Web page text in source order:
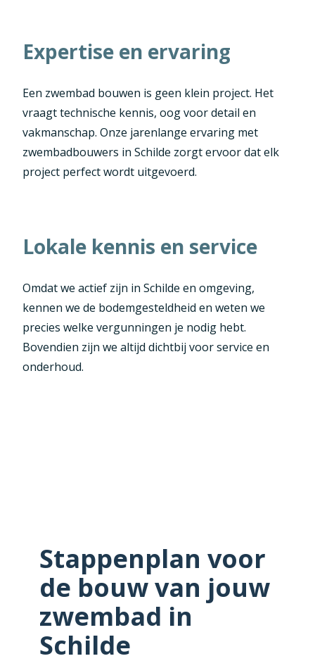
Expertise en ervaring
Een zwembad bouwen is geen klein project. Het
vraagt technische kennis, oog voor detail en
vakmanschap. Onze jarenlange ervaring met
zwembadbouwers in Schilde zorgt ervoor dat elk
project perfect wordt uitgevoerd.
Lokale kennis en service
Omdat we actief zijn in Schilde en omgeving,
kennen we de bodemgesteldheid en weten we
precies welke vergunningen je nodig hebt.
Bovendien zijn we altijd dichtbij voor service en
onderhoud.
Stappenplan voor
de bouw van jouw
zwembad in
Schilde